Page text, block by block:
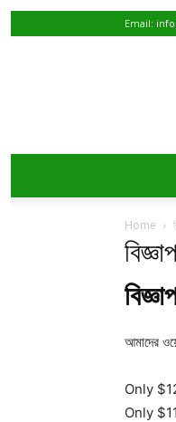
Email:
Home
আমাদের
Only
Only